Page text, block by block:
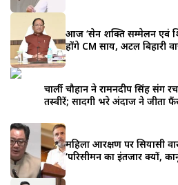
आज ‘सेन शक्ति सम्मेलन एवं
होंगे CM साय, अटल बिहारी
चार्ली चौहान ने रामनदीप सिंह
तस्वीरें; सादगी भरे अंदाज ने जीता
महिला आरक्षण पर सियासी
‘परिसीमन का इंतजार क्यों,